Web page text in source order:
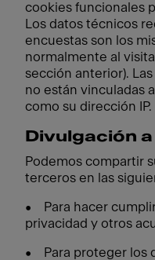
cookies funcionales
Los datos técnicos
encuestas son los
normalmente al
sección anterior).
no están vinculadas
como su dirección IP.
Divulgación
Podemos compartir
terceros en las
• Para hacer
privacidad y otros
• Para proteger los